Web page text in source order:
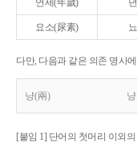
연세(年歲)
요소(尿素)
다만, 다음과 같은 의존 명사
냥(兩)
[붙임 1] 단어의 첫머리 이외